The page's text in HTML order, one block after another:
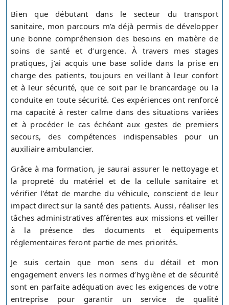
Bien que débutant dans le secteur du transport
sanitaire, mon parcours m'a déjà permis de développer
une bonne compréhension des besoins en matière de
soins de santé et d’urgence. À travers mes stages
pratiques, j’ai acquis une base solide dans la prise en
charge des patients, toujours en veillant à leur confort
et à leur sécurité, que ce soit par le brancardage ou la
conduite en toute sécurité. Ces expériences ont renforcé
ma capacité à rester calme dans des situations variées
et à procéder le cas échéant aux gestes de premiers
secours, des compétences indispensables pour un
auxiliaire ambulancier.
Grâce à ma formation, je saurai assurer le nettoyage et
la propreté du matériel et de la cellule sanitaire et
vérifier l'état de marche du véhicule, conscient de leur
impact direct sur la santé des patients. Aussi, réaliser les
tâches administratives afférentes aux missions et veiller
à la présence des documents et équipements
réglementaires feront partie de mes priorités.
Je suis certain que mon sens du détail et mon
engagement envers les normes d’hygiène et de sécurité
sont en parfaite adéquation avec les exigences de votre
entreprise pour garantir un service de qualité